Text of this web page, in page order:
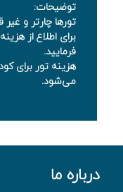
توضیحات:
تورها چارتر و غیر
فرمایید.
می‌شود.
درباره ما